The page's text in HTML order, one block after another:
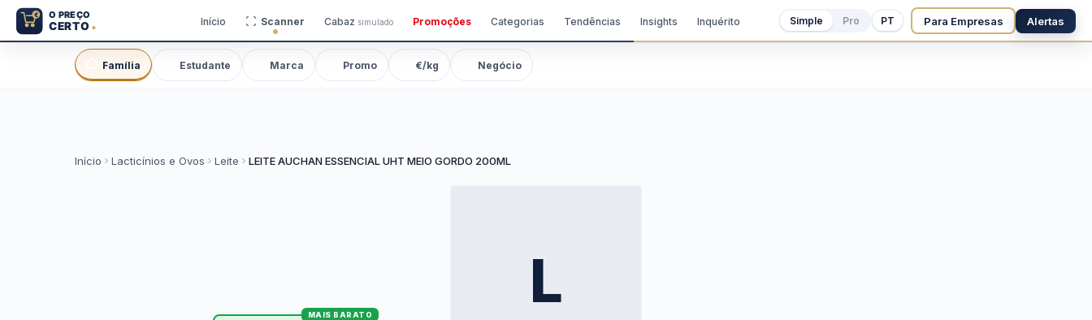
Início Scanner Cabaz simulado Promoções Categorias Tendências Insights Inquérito Simple Pro PT Para Empresas Alertas
Família Estudante Marca Promo €/kg Negócio
Início Lacticínios e Ovos Leite LEITE AUCHAN ESSENCIAL UHT MEIO GORDO 200ML
MAIS BARATO L